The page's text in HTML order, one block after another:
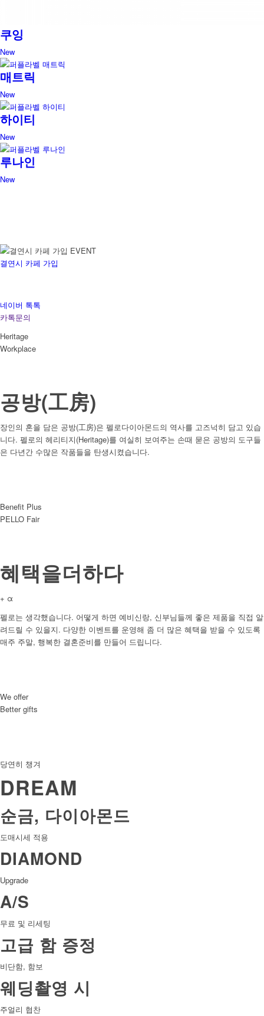
쿠잉
New
매트릭
New
하이티
New
루나인
New
결연시 카페 가입
네이버 톡톡
카톡문의
Heritage
Workplace
공방(工房)
장인의 혼을 담은 공방(工房)은 펠로다이아몬드의 역사를 고즈넉히 담고 있습
니다. 펠로의 헤리티지(Heritage)를 여실히 보여주는 손때 묻은 공방의 도구들
은 다년간 수많은 작품들을 탄생시켰습니다.
Benefit Plus
PELLO Fair
혜택을더하다
+ α
펠로는 생각했습니다. 어떻게 하면 예비신랑, 신부님들께 좋은 제품을 직접 알
려드릴 수 있을지. 다양한 이벤트를 운영해 좀 더 많은 혜택을 받을 수 있도록
매주 주말, 행복한 결혼준비를 만들어 드립니다.
We offer
Better gifts
당연히 챙겨
DREAM
순금, 다이아몬드
도매시세 적용
DIAMOND
Upgrade
A/S
무료 및 리세팅
고급 함 증정
비단함, 함보
웨딩촬영 시
주얼리 협찬